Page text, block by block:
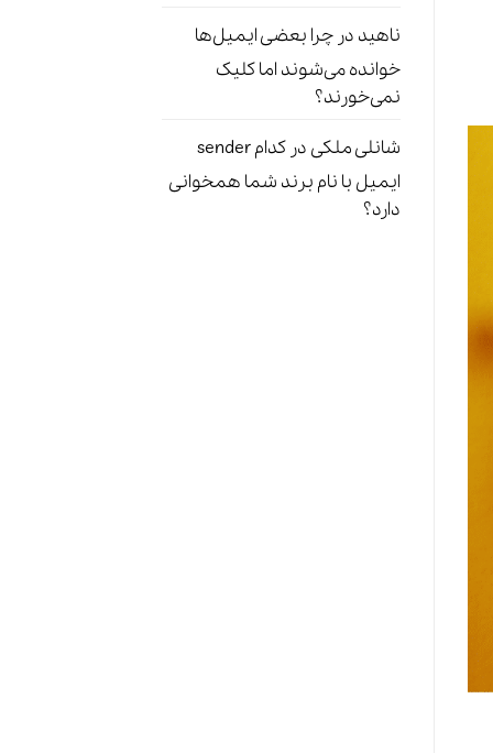
ناهید درچرا بعضی ایمیل‌ها
خوانده می‌شوند اما کلیک
نمی‌خورند؟
شانلی ملکی در
کدام sender
ایمیل با نام برند شما همخوانی
دارد؟